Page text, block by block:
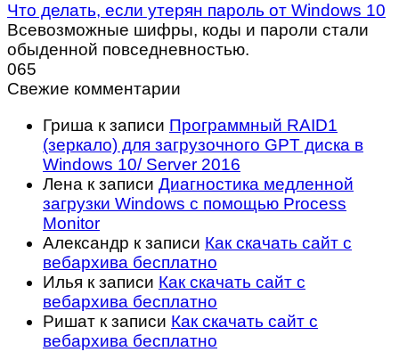
Что делать, если утерян пароль от Windows 10
Всевозможные шифры, коды и пароли стали
обыденной повседневностью.
065
Свежие комментарии
Гриша к записи Программный RAID1
(зеркало) для загрузочного GPT диска в
Windows 10/ Server 2016
Лена к записи Диагностика медленной
загрузки Windows с помощью Process
Monitor
Александр к записи Как скачать сайт с
вебархива бесплатно
Илья к записи Как скачать сайт с
вебархива бесплатно
Ришат к записи Как скачать сайт с
вебархива бесплатно